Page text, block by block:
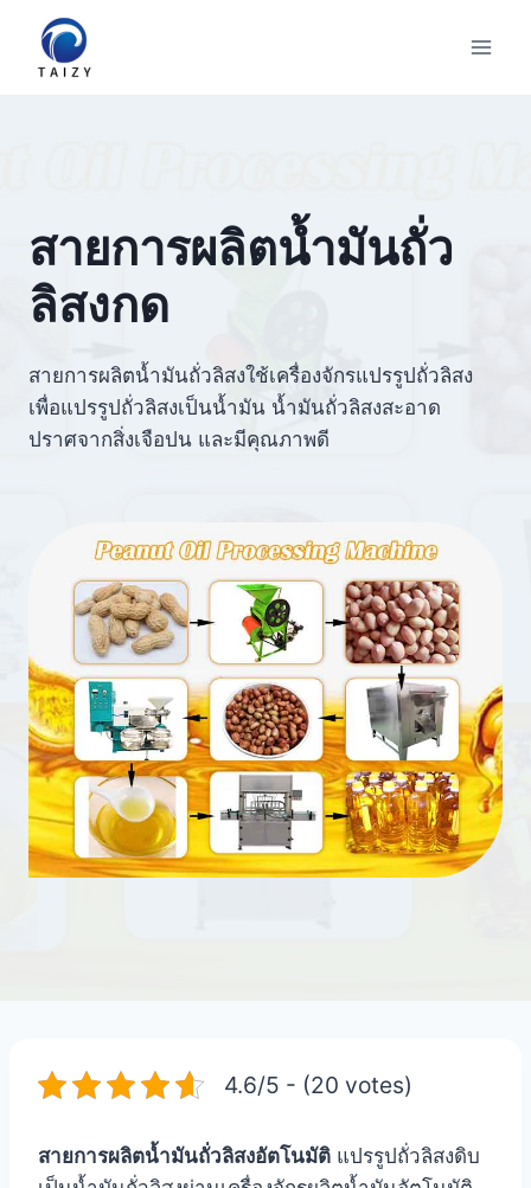
content
สายการผลิตน้ำมันถั่ว
ลิสงกด
สายการผลิตน้ำมันถั่วลิสงใช้เครื่องจักรแปรรูปถั่วลิสง
เพื่อแปรรูปถั่วลิสงเป็นน้ำมัน น้ำมันถั่วลิสงสะอาด
ปราศจากสิ่งเจือปน และมีคุณภาพดี
4.6/5 - (20 votes)
สายการผลิตน้ำมันถั่วลิสงอัตโนมัติ แปรรูปถั่วลิสงดิบ